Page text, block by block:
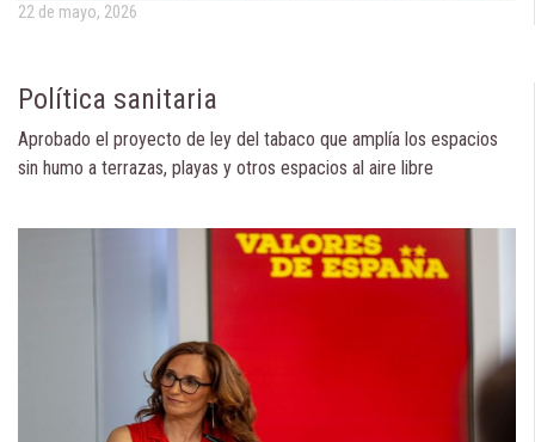
22 de mayo, 2026
Política sanitaria
Aprobado el proyecto de ley del tabaco que amplía los espacios
sin humo a terrazas, playas y otros espacios al aire libre